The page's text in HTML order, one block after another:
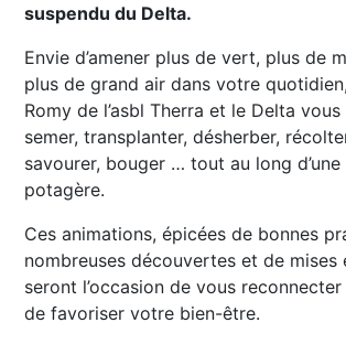
suspendu du Delta.
Envie d’amener plus de vert, plus de
plus de grand air dans votre
Romy de l’asbl Therra et le Delta
semer, transplanter, désherber,
savourer, bouger … tout au long d’une
potagère.
Ces animations, épicées de bonnes
nombreuses découvertes et de mises
seront l’occasion de vous
de favoriser votre bien-être.